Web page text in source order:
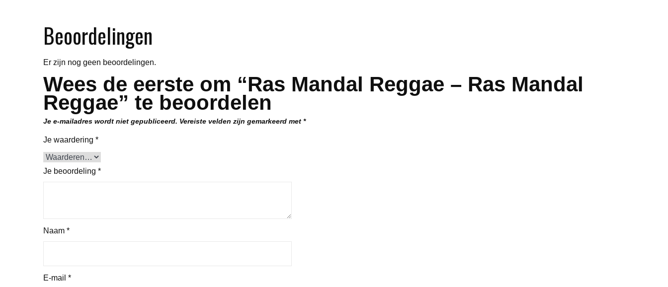
Beoordelingen
Er zijn nog geen beoordelingen.
Wees de eerste om “Ras Mandal Reggae – Ras Mandal
Reggae” te beoordelen
Je e-mailadres wordt niet gepubliceerd. Vereiste velden zijn gemarkeerd met *
Je waardering *
Je beoordeling *
Naam *
E-mail *